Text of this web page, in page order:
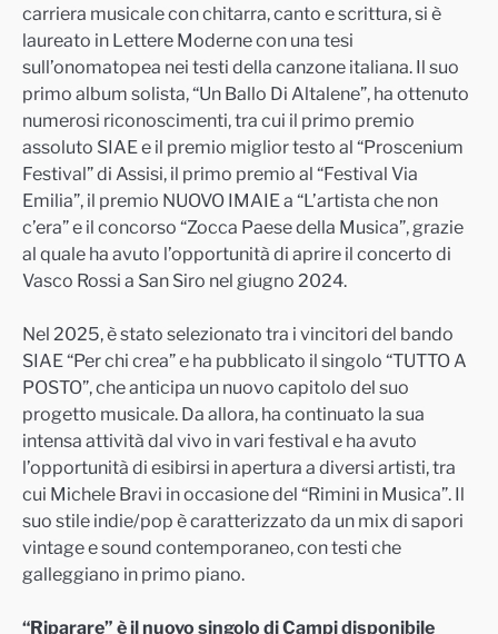
carriera musicale con chitarra, canto e scrittura, si è
laureato in Lettere Moderne con una tesi
sull’onomatopea nei testi della canzone italiana. Il suo
primo album solista, “Un Ballo Di Altalene”, ha ottenuto
numerosi riconoscimenti, tra cui il primo premio
assoluto SIAE e il premio miglior testo al “Proscenium
Festival” di Assisi, il primo premio al “Festival Via
Emilia”, il premio NUOVO IMAIE a “L’artista che non
c’era” e il concorso “Zocca Paese della Musica”, grazie
al quale ha avuto l’opportunità di aprire il concerto di
Vasco Rossi a San Siro nel giugno 2024.
Nel 2025, è stato selezionato tra i vincitori del bando
SIAE “Per chi crea” e ha pubblicato il singolo “TUTTO A
POSTO”, che anticipa un nuovo capitolo del suo
progetto musicale. Da allora, ha continuato la sua
intensa attività dal vivo in vari festival e ha avuto
l’opportunità di esibirsi in apertura a diversi artisti, tra
cui Michele Bravi in occasione del “Rimini in Musica”. Il
suo stile indie/pop è caratterizzato da un mix di sapori
vintage e sound contemporaneo, con testi che
galleggiano in primo piano.
“Riparare” è il nuovo singolo di Campi disponibile